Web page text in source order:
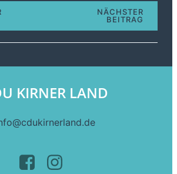
NÄCHSTER
BEITRAG
KIRNER LAND